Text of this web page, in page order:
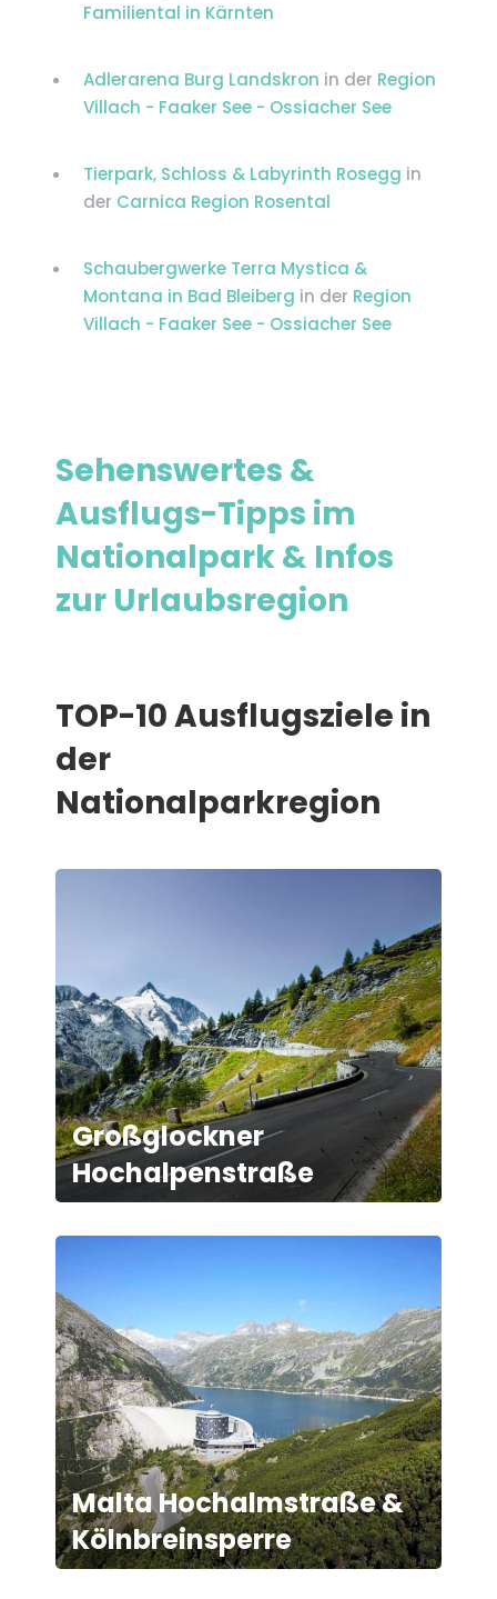
Familiental in Kärnten
Adlerarena Burg Landskron in der Region
Villach - Faaker See - Ossiacher See
Tierpark, Schloss & Labyrinth Rosegg in
der Carnica Region Rosental
Schaubergwerke Terra Mystica &
Montana in Bad Bleiberg in der Region
Villach - Faaker See - Ossiacher See
Sehenswertes &
Ausflugs-Tipps im
Nationalpark & Infos
zur Urlaubsregion
TOP-10 Ausflugsziele in
der
Nationalparkregion
Großglockner
Hochalpenstraße
Malta Hochalmstraße &
Kölnbreinsperre